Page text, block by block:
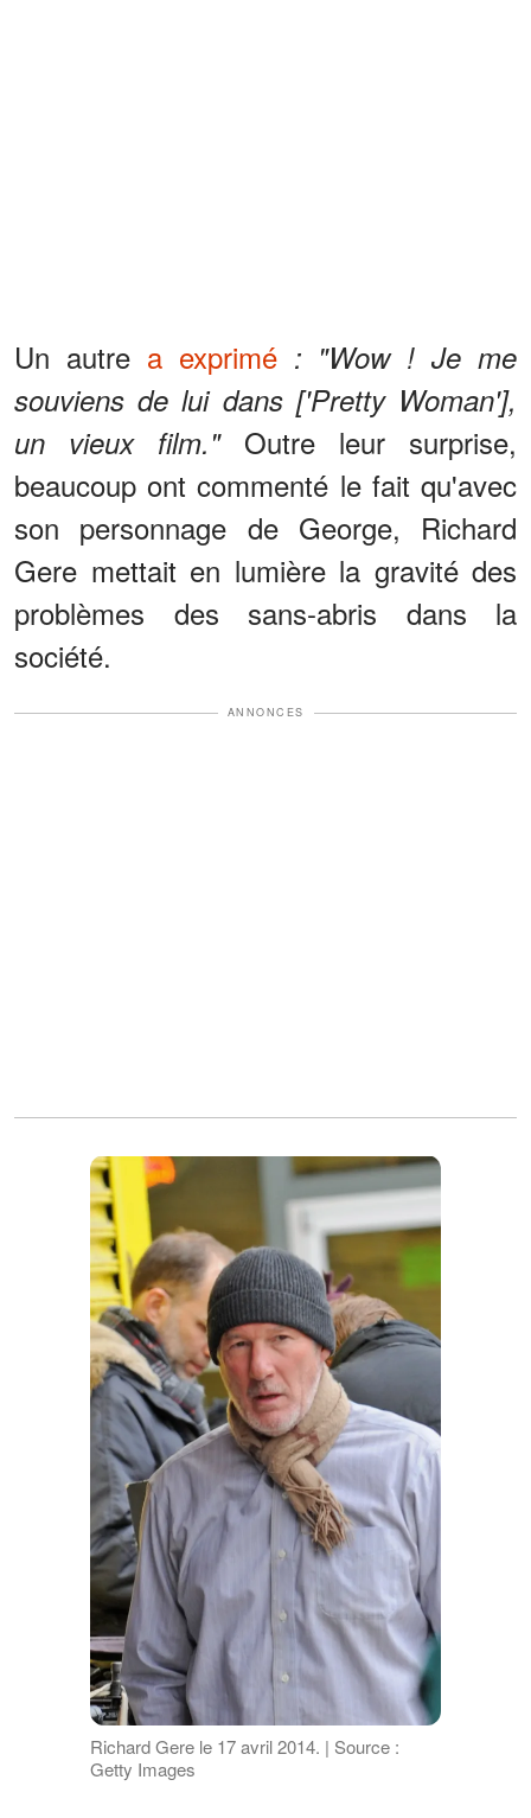
Un autre a exprimé : "Wow ! Je me
souviens de lui dans ['Pretty Woman'],
un vieux film." Outre leur surprise,
beaucoup ont commenté le fait qu'avec
son personnage de George, Richard
Gere mettait en lumière la gravité des
problèmes des sans-abris dans la
société.
ANNONCES
Richard Gere le 17 avril 2014. | Source :
Getty Images